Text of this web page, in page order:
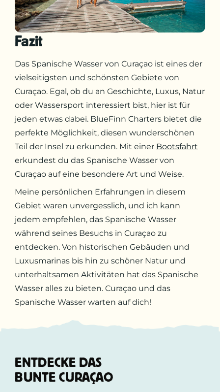
Fazit
Das Spanische Wasser von Curaçao ist eines der
vielseitigsten und schönsten Gebiete von
Curaçao. Egal, ob du an Geschichte, Luxus, Natur
oder Wassersport interessiert bist, hier ist für
jeden etwas dabei. BlueFinn Charters bietet die
perfekte Möglichkeit, diesen wunderschönen
Teil der Insel zu erkunden. Mit einer Bootsfahrt
erkundest du das Spanische Wasser von
Curaçao auf eine besondere Art und Weise.
Meine persönlichen Erfahrungen in diesem
Gebiet waren unvergesslich, und ich kann
jedem empfehlen, das Spanische Wasser
während seines Besuchs in Curaçao zu
entdecken. Von historischen Gebäuden und
Luxusmarinas bis hin zu schöner Natur und
unterhaltsamen Aktivitäten hat das Spanische
Wasser alles zu bieten. Curaçao und das
Spanische Wasser warten auf dich!
ENTDECKE DAS
BUNTE CURAÇAO